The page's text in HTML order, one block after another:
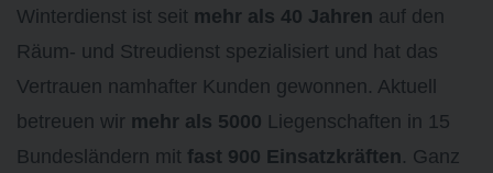
Winterdienst ist seit mehr als 40 Jahren auf den
Räum- und Streudienst spezialisiert und hat das
Vertrauen namhafter Kunden gewonnen. Aktuell
betreuen wir mehr als 5000 Liegenschaften in 15
Bundesländern mit fast 900 Einsatzkräften. Ganz